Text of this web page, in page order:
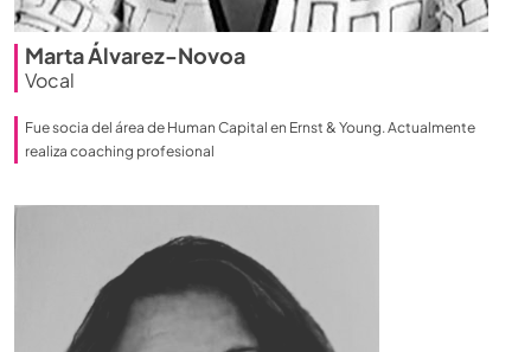
Marta Álvarez-Novoa
Vocal
Fue socia del área de Human Capital en Ernst & Young. Actualmente
realiza coaching profesional